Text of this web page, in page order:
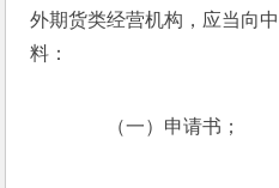
外期货类经营机构，应当向
料：
（一）申请书；